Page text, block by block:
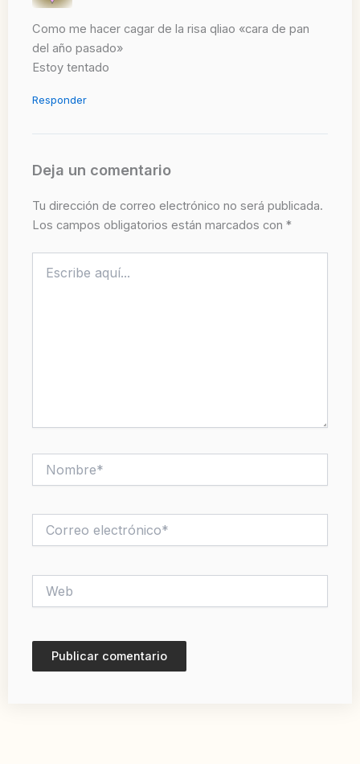
Como me hacer cagar de la risa qliao «cara de pan
del año pasado»
Estoy tentado
Responder
Deja un comentario
Tu dirección de correo electrónico no será publicada.
Los campos obligatorios están marcados con *
aquí...
electrónico*